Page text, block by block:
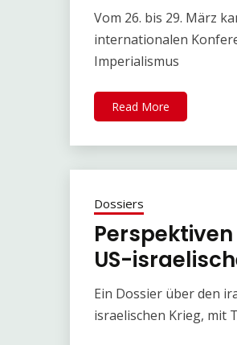
Vom 26. bis 29. März
internationalen
Imperialismus
Read More
Dossiers
US-
Ein Dossier über den
israelischen Krieg, mit